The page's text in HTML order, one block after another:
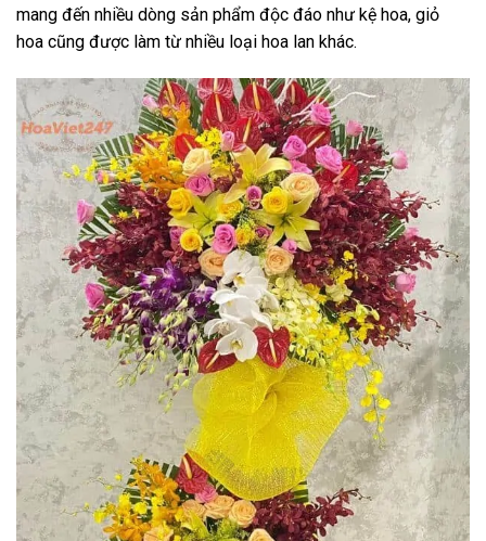
mang đến nhiều dòng sản phẩm độc đáo như kệ hoa, giỏ
hoa cũng được làm từ nhiều loại hoa lan khác.